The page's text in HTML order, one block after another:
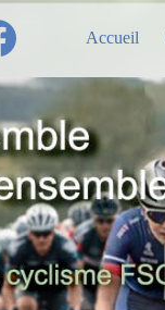
Accueil